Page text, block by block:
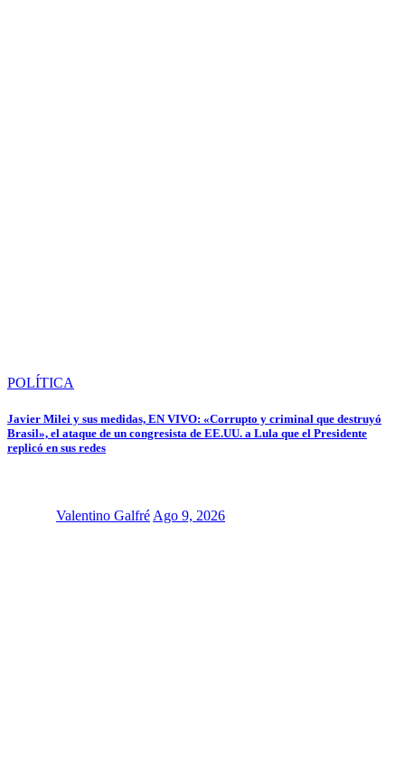
POLÍTICA
Javier Milei y sus medidas, EN VIVO: «Corrupto y criminal que destruyó
Brasil», el ataque de un congresista de EE.UU. a Lula que el Presidente
replicó en sus redes
Valentino Galfré Ago 9, 2026